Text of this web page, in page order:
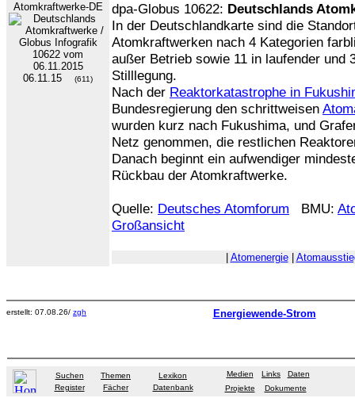
Atomkraftwerke-DE
06.11.15 (611)
dpa-Globus 10622: Deutschlands
In der Deutschlandkarte sind die
Atomkraftwerken nach 4 Kategorien
außer Betrieb sowie 11 in laufender und
Stilllegung.
Nach der Reaktorkatastrophe in
Bundesregierung den schrittweisen
wurden kurz nach Fukushima, und
Netz genommen, die restlichen
Danach beginnt ein aufwendiger
Rückbau der Atomkraftwerke.
Quelle: Deutsches Atomforum BMU:
Großansicht
Atomenergie|
erstellt: 07.08.26/ zgh Energiewende-Strom
Suchen Themen
Lexikon
Register
Fächer Datenbank
Medien Links
Daten
Projekte
Dokumente